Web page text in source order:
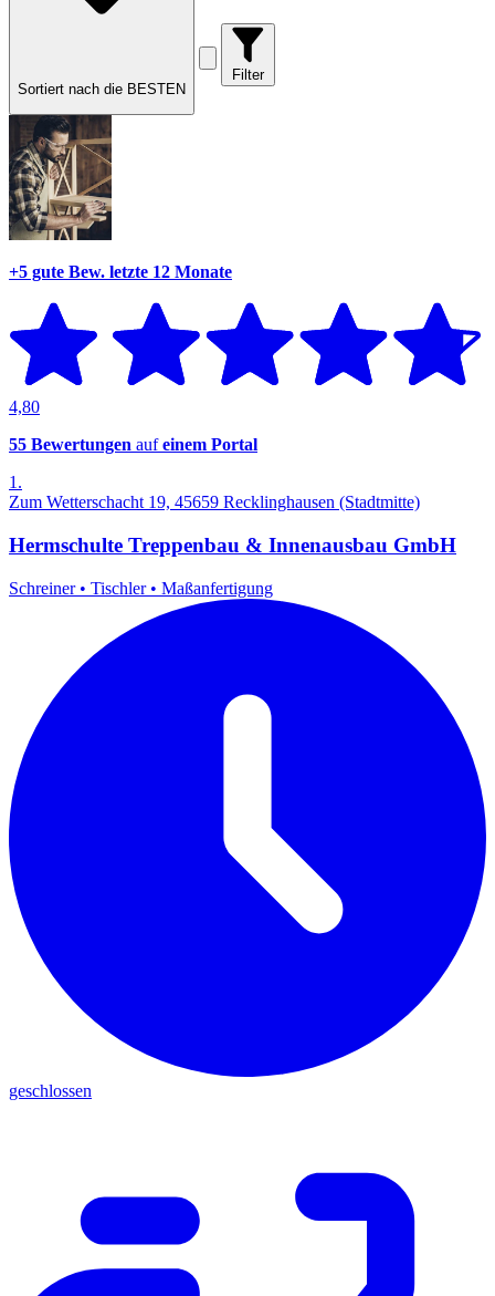
Sortiert nach die BESTEN
Filter
+5 gute Bew. letzte 12 Monate
4,80
55 Bewertungen aufeinem Portal
1.
Zum Wetterschacht 19, 45659 Recklinghausen (Stadtmitte)
Hermschulte Treppenbau & Innenausbau GmbH
Schreiner • Tischler • Maßanfertigung
geschlossen